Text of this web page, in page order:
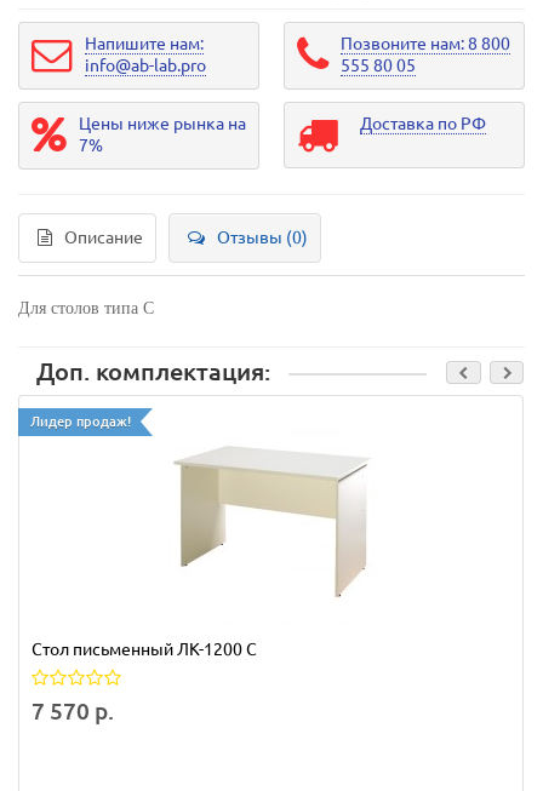
Напишите нам:
info@ab-lab.pro
Позвоните нам: 8 800
555 80 05
Цены ниже рынка на
7%
Доставка по РФ
Описание Отзывы (0)
Для столов типа С
Доп. комплектация:
Лидер продаж!
Стол письменный ЛК-1200 С
7 570 р.